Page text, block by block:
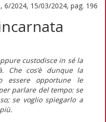
6/2024, 15/03/2024, pag. 196
custodisce in sé la
Che cos’è dunque la
essere opportune le
parlare del tempo: se
se voglio spiegarlo a